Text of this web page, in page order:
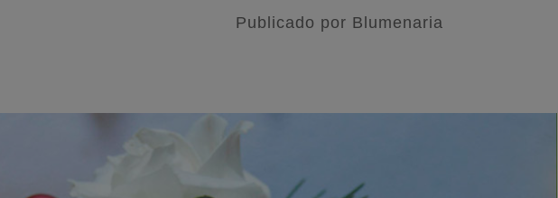
Publicado por Blumenaria